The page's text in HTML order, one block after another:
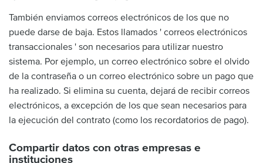
También enviamos correos electrónicos de los que no
puede darse de baja. Estos llamados ' correos electrónicos
transaccionales ' son necesarios para utilizar nuestro
sistema. Por ejemplo, un correo electrónico sobre el olvido
de la contraseña o un correo electrónico sobre un pago que
ha realizado. Si elimina su cuenta, dejará de recibir correos
electrónicos, a excepción de los que sean necesarios para
la ejecución del contrato (como los recordatorios de pago).
Compartir datos con otras empresas e
instituciones